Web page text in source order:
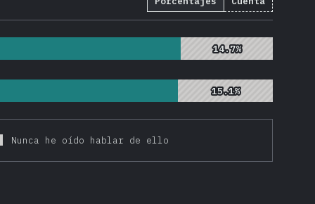
14.7%
14.7%
15.1%
15.1%
Nunca he oído hablar de ello